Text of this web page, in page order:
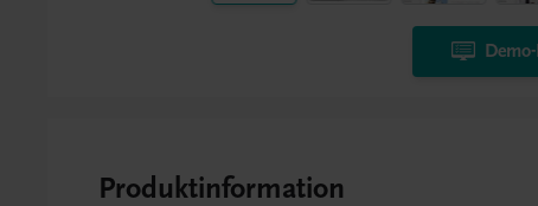
Produktinformation